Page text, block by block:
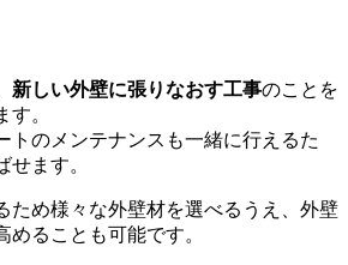
新しい外壁に張りなおす工事のことを
。
トのメンテナンスも一緒に行えるた
ます。
ため様々な外壁材を選べるうえ、外壁
ることも可能です。